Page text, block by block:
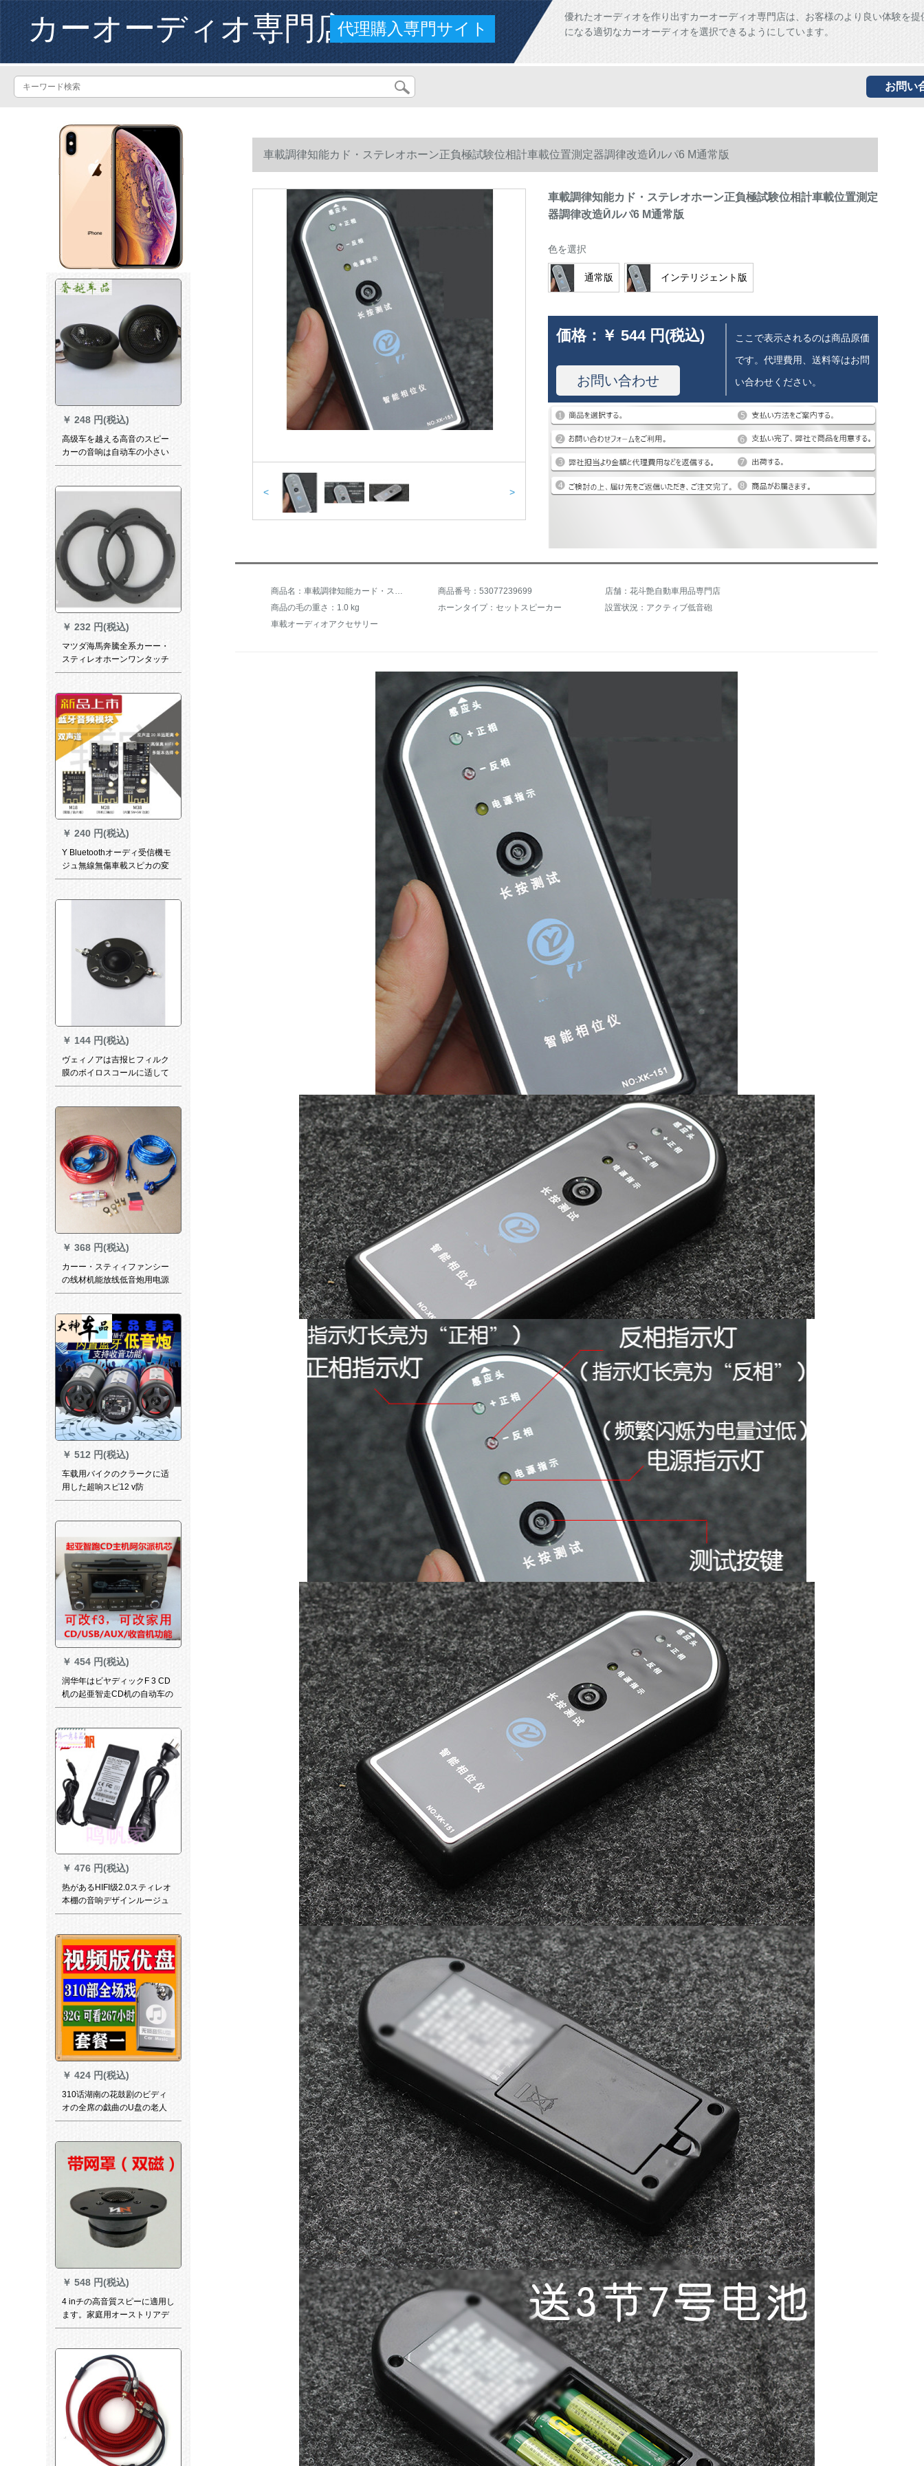
カーオーディオ専門店代理購入専門サイト
優れたオーディオを作り出すカーオーディオ専門店は、お客様のより良い体験を提
になる適切なカーオーディオを選択できるようにしています。
お問い
￥ 248 円(税込)
高级车を越える高音のスピー
カーの音响は自动车の小さい
高音の髪の毛を改订して级の
の1対の価格格を燃えます。
￥ 232 円(税込)
マツダ海馬奔騰全系カーー・
スティレオホーンワンタッチ
5*7回転6.5ライン取付ブラケ
￥ 240 円(税込)
Y Bluetoothオーディ受信機モ
ジュ無線無傷車載スピカの変
更布布布爾4.2回路基板の忠实
￥ 144 円(税込)
ヴェィノアは吉报ヒフィルク
膜のボイロスコールに适して
います。熱があります。4寸の
￥ 368 円(税込)
カーー・スティィファンシー
の线材机能放线低音炮用电源
オレフィン・ディーン/保険ウ
￥ 512 円(税込)
车载用バイクのクラークに适
用した超响スピ12 v防
Bluetoothスピカを改造した车
￥ 454 円(税込)
润华年はビヤディックF 3 CD
机の起亜智走CD机の自动车の
解体cd机に适应してトラック
えてf 3本体+电源のスピカの尾
线を変えます。
￥ 476 円(税込)
热があるHIFI级2.0スティレオ
本棚の音响デザインルージュ
に适用します。ブルトニース
用电源アダプ19 v 4.7 Aを选択
して配合します。
￥ 424 円(税込)
310话湖南の花鼓剧のビディ
オの全席の戯曲のU盘の老人
は机の専门の全体の芝居の优
￥ 548 円(税込)
4 inチの高音質スピーに適用し
ます。家庭用オーストリアデ
ィックの高音帯网カーバー(ダ
車載調律知能カド・ステレオホーン正負極試験位相計車載位置測定器調律改造Ӣルパ6 M通常版
< >
車載調律知能カド・ステレオホーン正負極試験位相計車載位置測定
器調律改造Ӣルパ6 M通常版
色を選択
通常版 インテリジェント版
価格： ￥ 544 円(税込)
お問い合わせ
ここで表示されるのは商品原価
です。代理費用、送料等はお問
い合わせください。
商品名：車載調律知能カード・ステレオホーン正負極試験位相計車載位相測定器調律改造ヘルパー6 M通常版 商品番号：53077239699
店舗：花斗艶自動車用品専門店
商品の毛の重さ：1.0 kg
ホーンタイプ：セットスピーカー
設置状況：アクティブ低音砲
車載オーディオアクセサリー